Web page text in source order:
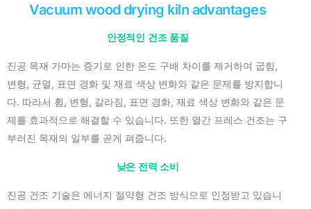
Vacuum wood drying kiln advantages
안정적인 건조 품질
진공 목재 가마는 증기로 인한 온도 구배 차이를 제거하여 굽힘,
변형, 균열, 표면 경화 및 재료 색상 변화와 같은 문제를 방지합니
다. 따라서 휨, 변형, 갈라짐, 표면 경화, 재료 색상 변화와 같은 문
제를 효과적으로 해결할 수 있습니다. 또한 열간 프레스 건조는 구
부러진 목재의 일부를 곧게 펴줍니다.
낮은 전력 소비
진공 건조 기술은 에너지 절약형 건조 방식으로 인정받고 있습니